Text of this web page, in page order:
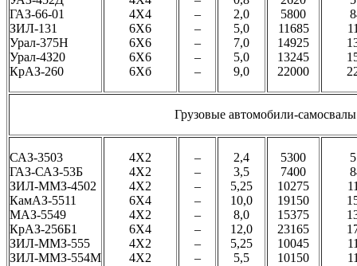
ГАЗ-66-01
ЗИЛ-131
Урал-375Н
Урал-4З20
КрАЗ-260
4Х4
6Х6
6Х6
6Х6
6Хб
–
–
–
–
–
2,0
5,0
7,0
5,0
9,0
5800
11685
14925
13245
22000
Грузовые автомобили-самосвалы
САЗ-3503
ГАЗ-САЗ-53Б
ЗИЛ-ММЗ-4502
КамАЗ-5511
МАЗ-5549
КрАЗ-256Б1
ЗИЛ-ММЗ-555
ЗИЛ-ММЗ-554М
4Х2
4Х2
4Х2
6Х4
4Х2
6Х4
4Х2
4Х2
–
–
–
–
–
–
–
–
2,4
3,5
5,25
10,0
8,0
12,0
5,25
5,5
5300
7400
10275
19150
15375
23165
10045
10150